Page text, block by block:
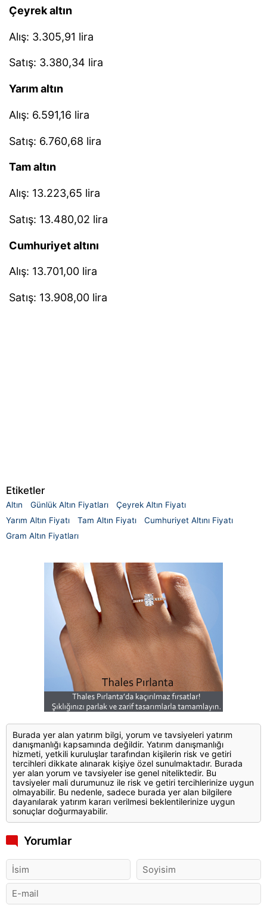
Çeyrek altın
Alış: 3.305,91 lira
Satış: 3.380,34 lira
Yarım altın
Alış: 6.591,16 lira
Satış: 6.760,68 lira
Tam altın
Alış: 13.223,65 lira
Satış: 13.480,02 lira
Cumhuriyet altını
Alış: 13.701,00 lira
Satış: 13.908,00 lira
Etiketler
Altın Günlük Altın Fiyatları
Çeyrek Altın Fiyatı
Yarım Altın Fiyatı
Tam Altın Fiyatı
Cumhuriyet Altını Fiyatı
Gram Altın Fiyatları
Burada yer alan yatırım bilgi, yorum ve tavsiyeleri yatırım
danışmanlığı kapsamında değildir. Yatırım danışmanlığı
hizmeti, yetkili kuruluşlar tarafından kişilerin risk ve getiri
tercihleri dikkate alınarak kişiye özel sunulmaktadır. Burada
yer alan yorum ve tavsiyeler ise genel niteliktedir. Bu
tavsiyeler mali durumunuz ile risk ve getiri tercihlerinize uygun
olmayabilir. Bu nedenle, sadece burada yer alan bilgilere
dayanılarak yatırım kararı verilmesi beklentilerinize uygun
sonuçlar doğurmayabilir.
Yorumlar